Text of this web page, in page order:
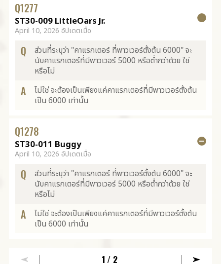
Q1277
ST30-009 LittleOars Jr.
April 10, 2026 อัปเดตเมื่อ
Q
ส่วนที่ระบุว่า "คาแรกเตอร์ ที่พาวเวอร์ตั้งต้น 6000" จะ
นับคาแรกเตอร์ที่มีพาวเวอร์ 5000 หรือต่ำกว่าด้วย ใช่
หรือไม่
A
ไม่ใช่ จะต้องเป็นเพียงแค่คาแรกเตอร์ที่มีพาวเวอร์ตั้งต้น
เป็น 6000 เท่านั้น
Q1278
ST30-011 Buggy
April 10, 2026 อัปเดตเมื่อ
Q
ส่วนที่ระบุว่า "คาแรกเตอร์ ที่พาวเวอร์ตั้งต้น 6000" จะ
นับคาแรกเตอร์ที่มีพาวเวอร์ 5000 หรือต่ำกว่าด้วย ใช่
หรือไม่
A
ไม่ใช่ จะต้องเป็นเพียงแค่คาแรกเตอร์ที่มีพาวเวอร์ตั้งต้น
เป็น 6000 เท่านั้น
1/2